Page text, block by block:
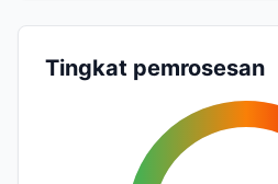
Tingkat pemrosesan